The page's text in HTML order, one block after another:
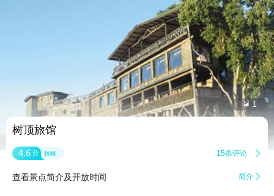
 1
树顶旅馆
4.6 分 很棒 15条评论 
查看景点简介及开放时间 简介 